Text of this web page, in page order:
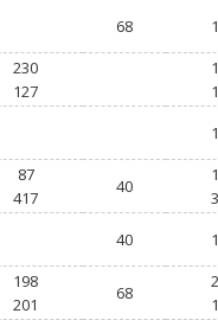
68
230
127
87
417
40
40
198
201
68